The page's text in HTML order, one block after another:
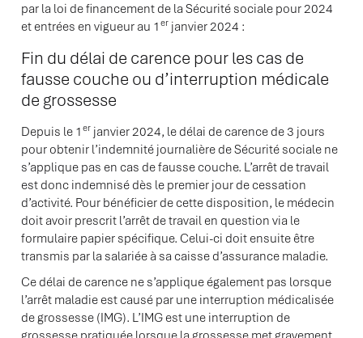
par la loi de financement de la Sécurité sociale pour 2024
et entrées en vigueur au 1 er janvier 2024 :
Fin du délai de carence pour les cas de
fausse couche ou d’interruption médicale
de grossesse
Depuis le 1 er janvier 2024, le délai de carence de 3 jours
pour obtenir l’indemnité journalière de Sécurité sociale ne
s’applique pas en cas de fausse couche. L’arrêt de travail
est donc indemnisé dès le premier jour de cessation
d’activité. Pour bénéficier de cette disposition, le médecin
doit avoir prescrit l’arrêt de travail en question via le
formulaire papier spécifique. Celui-ci doit ensuite être
transmis par la salariée à sa caisse d’assurance maladie.
Ce délai de carence ne s’applique également pas lorsque
l’arrêt maladie est causé par une interruption médicalisée
de grossesse (IMG). L’IMG est une interruption de